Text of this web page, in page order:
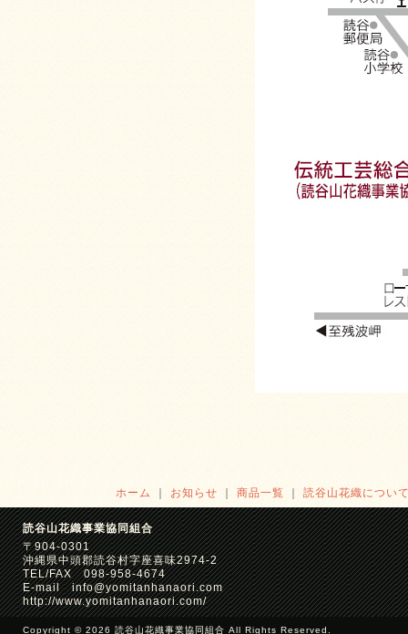
ホーム お知らせ 商品一覧 読谷山花織につい
読谷山花織事業協同組合
〒904-0301
沖縄県中頭郡読谷村字座喜味2974-2
TEL/FAX 098-958-4674
E-mail info@yomitanhanaori.com
http://www.yomitanhanaori.com/
Copyright © 2026 読谷山花織事業協同組合 All Rights Reserved.